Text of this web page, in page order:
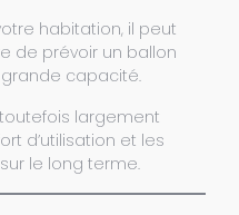
habitation, il peut
de prévoir un ballon
capacité.
largement
d’utilisation et les
le long terme.